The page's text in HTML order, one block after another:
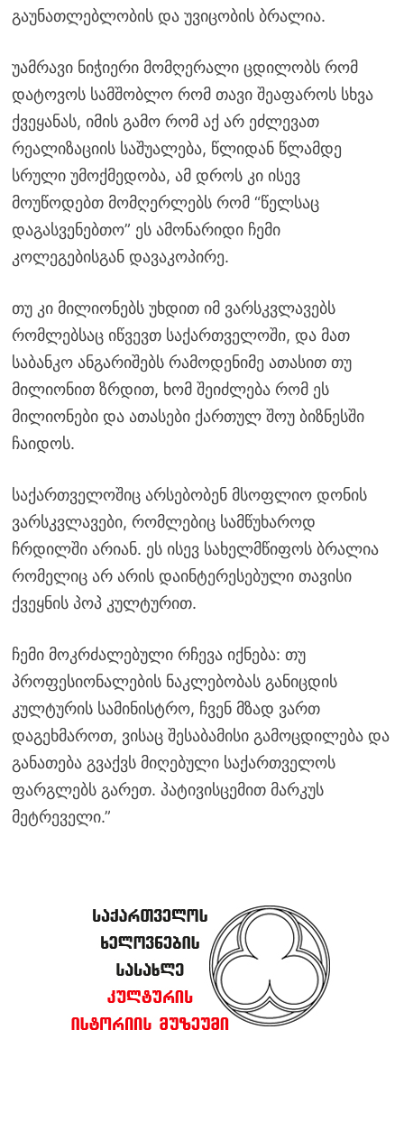
გაუნათლებლობის და უვიცობის ბრალია.
უამრავი ნიჭიერი მომღერალი ცდილობს რომ
დატოვოს სამშობლო რომ თავი შეაფაროს სხვა
ქვეყანას, იმის გამო რომ აქ არ ეძლევათ
რეალიზაციის საშუალება, წლიდან წლამდე
სრული უმოქმედობა, ამ დროს კი ისევ
მოუწოდებთ მომღერლებს რომ “წელსაც
დაგასვენებთო” ეს ამონარიდი ჩემი
კოლეგებისგან დავაკოპირე.
თუ კი მილიონებს უხდით იმ ვარსკვლავებს
რომლებსაც იწვევთ საქართველოში, და მათ
საბანკო ანგარიშებს რამოდენიმე ათასით თუ
მილიონით ზრდით, ხომ შეიძლება რომ ეს
მილიონები და ათასები ქართულ შოუ ბიზნესში
ჩაიდოს.
საქართველოშიც არსებობენ მსოფლიო დონის
ვარსკვლავები, რომლებიც სამწუხაროდ
ჩრდილში არიან. ეს ისევ სახელმწიფოს ბრალია
რომელიც არ არის დაინტერესებული თავისი
ქვეყნის პოპ კულტურით.
ჩემი მოკრძალებული რჩევა იქნება: თუ
პროფესიონალების ნაკლებობას განიცდის
კულტურის სამინისტრო, ჩვენ მზად ვართ
დაგეხმაროთ, ვისაც შესაბამისი გამოცდილება და
განათება გვაქვს მიღებული საქართველოს
ფარგლებს გარეთ. პატივისცემით მარკუს
მეტრეველი.”